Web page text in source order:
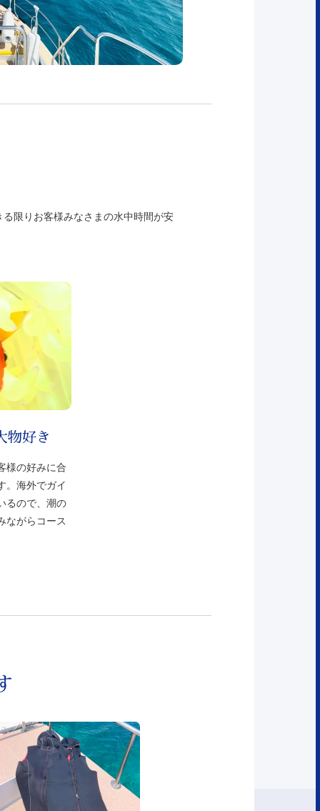
限りお客様みなさまの水中時間が安
物好き
様の好みに合
。海外でガイ
るので、潮の
ながらコース